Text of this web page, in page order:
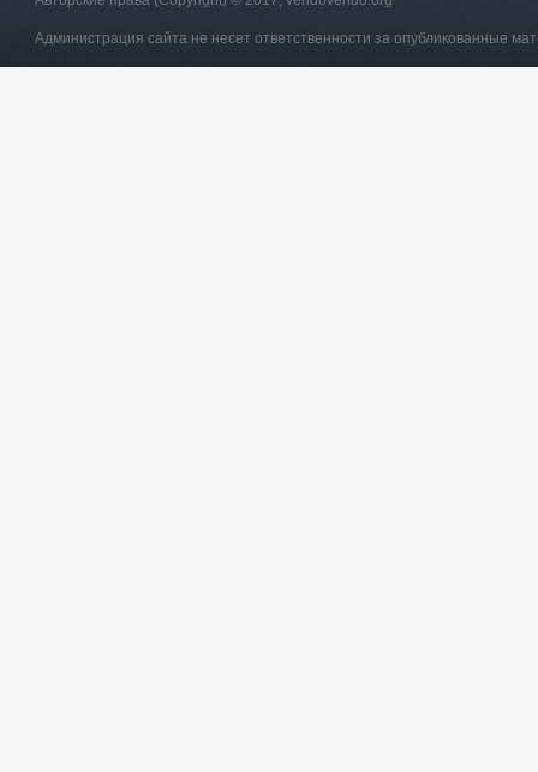
Администрация сайта не несет ответственности за опубликованные